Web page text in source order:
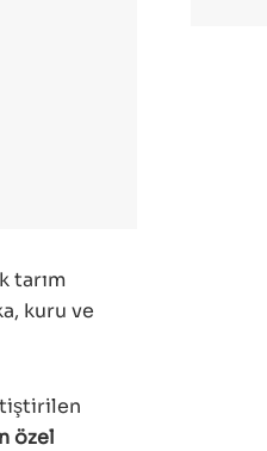
tarım
kuru ve
özel